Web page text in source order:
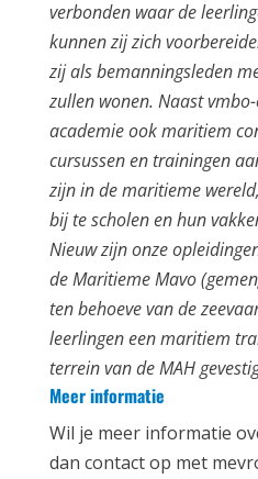
verbonden waar de
kunnen zij zich
zij als bemanningsleden
zullen wonen. Naast
academie ook maritiem
cursussen en trainingen
zijn in de maritieme
bij te scholen en hun
Nieuw zijn onze
de Maritieme Mavo
ten behoeve van de
leerlingen een maritiem
terrein van de MAH
Meer informatie
Wil je meer informatie
dan contact op met